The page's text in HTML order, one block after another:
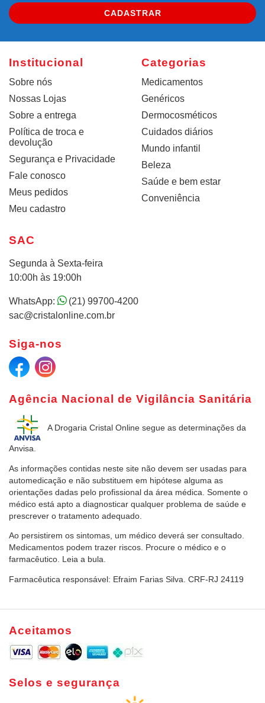
CADASTRAR
Institucional
Sobre nós
Nossas Lojas
Sobre a entrega
Política de troca e
devolução
Segurança e Privacidade
Fale conosco
Meus pedidos
Meu cadastro
Categorias
Medicamentos
Genéricos
Dermocosméticos
Cuidados diários
Mundo infantil
Beleza
Saúde e bem estar
Conveniência
Agência Nacional de Vigilância Sanitária
A Drogaria Cristal Online segue as determinações da
Anvisa.
As informações contidas neste site não devem ser usadas para
automedicação e não substituem em hipótese alguma as
orientações dadas pelo profissional da área médica. Somente o
médico está apto a diagnosticar qualquer problema de saúde e
prescrever o tratamento adequado.
Ao persistirem os sintomas, um médico deverá ser consultado.
Medicamentos podem trazer riscos. Procure o médico e o
farmacêutico. Leia a bula.
Farmacêutica responsável: Efraim Farias Silva. CRF-RJ 24119
SAC
Segunda à Sexta-feira
10:00h às 19:00h
WhatsApp:
(21) 99700-4200
sac@cristalonline.com.br
Siga-nos
Aceitamos
Selos e segurança